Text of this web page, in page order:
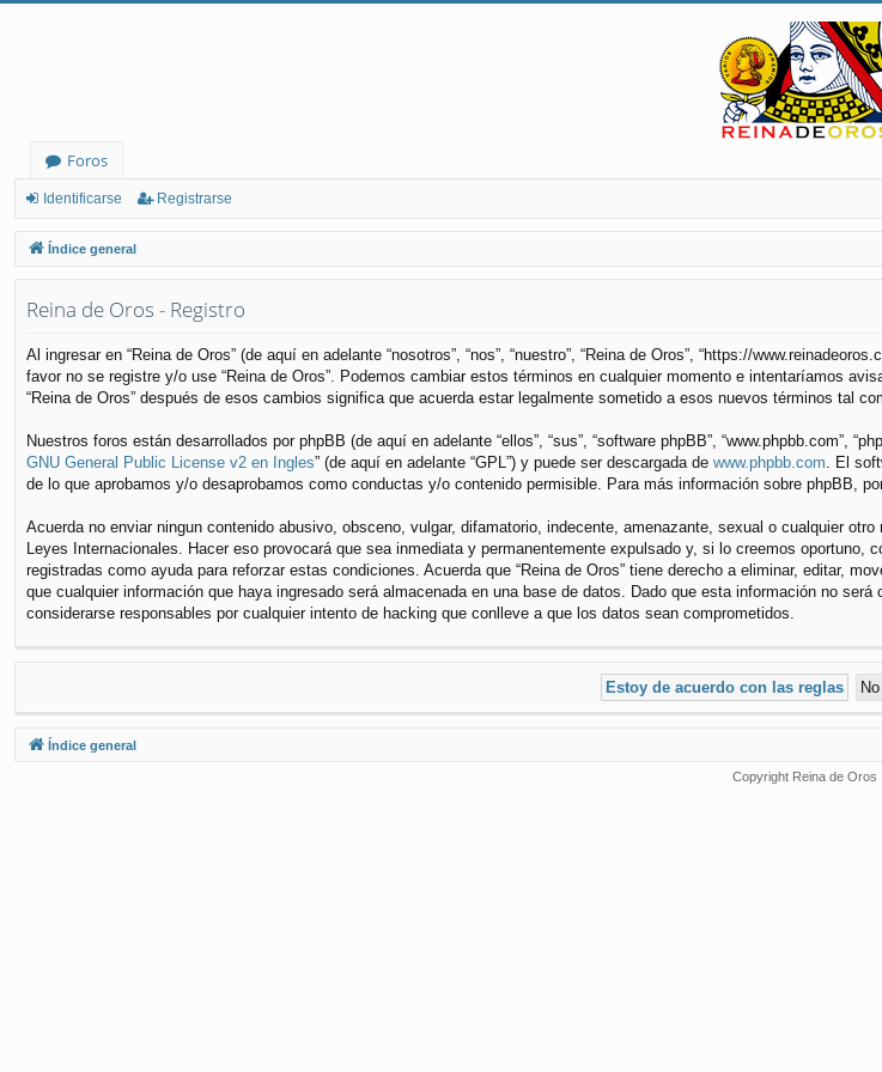
Foros
Identificarse Registrarse
Índice general
Reina de Oros - Registro
Al ingresar en “Reina de Oros” (de aquí en adelante “nosotros”, “nos”, “nuestro”, “Reina de Oros”, “https://
favor no se registre y/o use “Reina de Oros”. Podemos cambiar estos términos en cualquier momento e intentaríamos
“Reina de Oros” después de esos cambios significa que acuerda estar legalmente sometido a esos nuevos términos tal
Nuestros foros están desarrollados por phpBB (de aquí en adelante “ellos”, “sus”, “software phpBB”, “www.phpbb.com”,
GNU General Public License v2 en Ingles” (de aquí en adelante “GPL”) y puede ser descargada de www.phpbb.com . El
de lo que aprobamos y/o desaprobamos como conductas y/o contenido permisible. Para más información sobre phpBB,
Acuerda no enviar ningun contenido abusivo, obsceno, vulgar, difamatorio, indecente, amenazante, sexual o cualquier
Leyes Internacionales. Hacer eso provocará que sea inmediata y permanentemente expulsado y, si lo creemos
registradas como ayuda para reforzar estas condiciones. Acuerda que “Reina de Oros” tiene derecho a eliminar, editar,
que cualquier información que haya ingresado será almacenada en una base de datos. Dado que esta información no
considerarse responsables por cualquier intento de hacking que conlleve a que los datos sean comprometidos.
Índice general
Copyright Reina de Oros